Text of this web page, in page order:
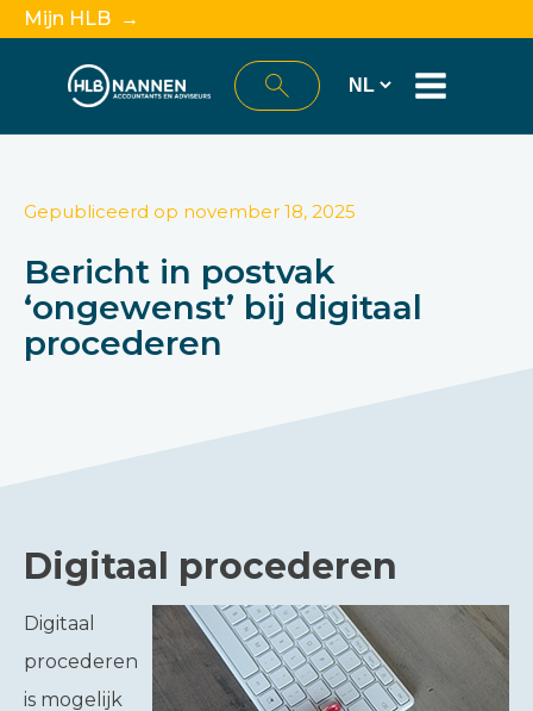
Mijn HLB →
Gepubliceerd op november 18, 2025
Bericht in postvak
‘ongewenst’ bij digitaal
procederen
Digitaal procederen
Digitaal
procederen
is mogelijk